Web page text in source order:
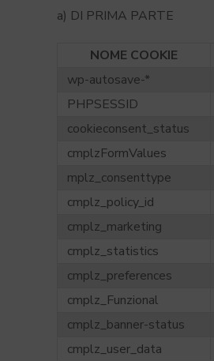
a) DI PRIMA PARTE
NOME COOKIE
wp-autosave-*
PHPSESSID
cookieconsent_status
cmplzFormValues
mplz_consenttype
cmplz_policy_id
cmplz_marketing
cmplz_statistics
cmplz_preferences
cmplz_Funzional
cmplz_banner-status
cmplz_user_data